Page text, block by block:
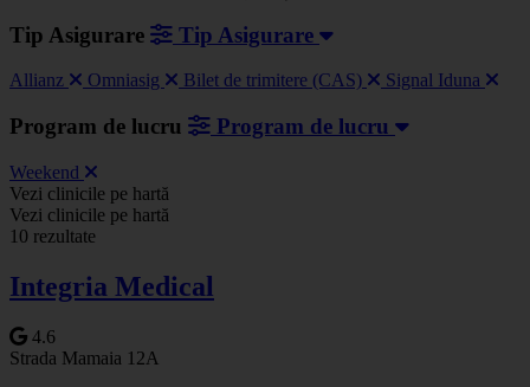
Tip Asigurare Tip Asigurare
Allianz Omniasig Bilet de trimitere (CAS) Signal Iduna
Program de lucru Program de lucru
Weekend
+
−
Vezi clinicile pe hartă
Vezi clinicile pe hartă
10 rezultate
Integria Medical
4.6
Strada Mamaia 12A